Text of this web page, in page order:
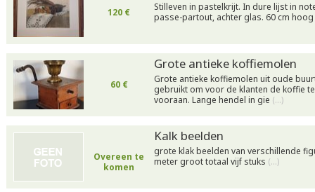
120 €
Stilleven in pastelkrijt. In dure lijst in
passe-partout, achter glas. 60 cm
60 €
Grote antieke koffiemolen
Grote antieke koffiemolen uit oude
gebruikt om voor de klanten de koffie
vooraan. Lange hendel in gie (…)
Overeen te
komen
Kalk beelden
grote klak beelden van verschillende
meter groot totaal vijf stuks (…)